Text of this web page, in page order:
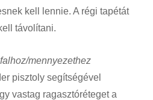
kell lennie. A régi tapétát
távolítani.
mennyezethez
pisztoly segítségével
vastag ragasztóréteget a